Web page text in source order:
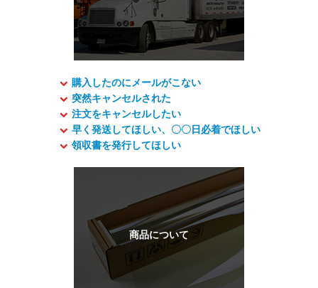
購入したのにメールがこない
突然キャンセルされた
注文をキャンセルしたい
早く発送してほしい、〇〇日必着でほしい
領収書を発行してほしい